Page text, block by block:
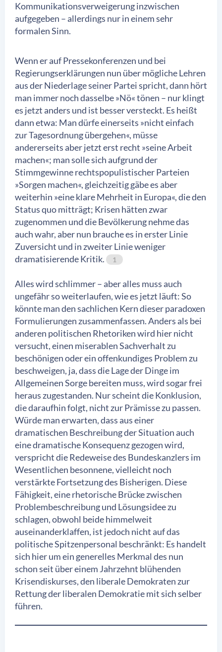
Kommunikationsverweigerung inzwischen
aufgegeben – allerdings nur in einem sehr
formalen Sinn.
Wenn er auf Pressekonferenzen und bei
Regierungserklärungen nun über mögliche Lehren
aus der Niederlage seiner Partei spricht, dann hört
man immer noch dasselbe »Nö« tönen – nur klingt
es jetzt anders und ist besser versteckt. Es heißt
dann etwa: Man dürfe einerseits »nicht einfach
zur Tagesordnung übergehen«, müsse
andererseits aber jetzt erst recht »seine Arbeit
machen«; man solle sich aufgrund der
Stimmgewinne rechtspopulistischer Parteien
»Sorgen machen«, gleichzeitig gäbe es aber
weiterhin »eine klare Mehrheit in Europa«, die den
Status quo mitträgt; Krisen hätten zwar
zugenommen und die Bevölkerung nehme das
auch wahr, aber nun brauche es in erster Linie
Zuversicht und in zweiter Linie weniger
dramatisierende Kritik.
1
Alles wird schlimmer – aber alles muss auch
ungefähr so weiterlaufen, wie es jetzt läuft: So
könnte man den sachlichen Kern dieser paradoxen
Formulierungen zusammenfassen. Anders als bei
anderen politischen Rhetoriken wird hier nicht
versucht, einen miserablen Sachverhalt zu
beschönigen oder ein offenkundiges Problem zu
beschweigen, ja, dass die Lage der Dinge im
Allgemeinen Sorge bereiten muss, wird sogar frei
heraus zugestanden. Nur scheint die Konklusion,
die daraufhin folgt, nicht zur Prämisse zu passen.
Würde man erwarten, dass aus einer
dramatischen Beschreibung der Situation auch
eine dramatische Konsequenz gezogen wird,
verspricht die Redeweise des Bundeskanzlers im
Wesentlichen besonnene, vielleicht noch
verstärkte Fortsetzung des Bisherigen. Diese
Fähigkeit, eine rhetorische Brücke zwischen
Problembeschreibung und Lösungsidee zu
schlagen, obwohl beide himmelweit
auseinanderklaffen, ist jedoch nicht auf das
politische Spitzenpersonal beschränkt: Es handelt
sich hier um ein generelles Merkmal des nun
schon seit über einem Jahrzehnt blühenden
Krisendiskurses, den liberale Demokraten zur
Rettung der liberalen Demokratie mit sich selber
führen.